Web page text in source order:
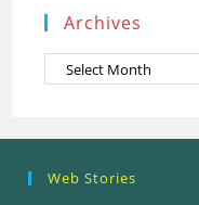
Archives
Archives
Web Stories
Ethics (शोध